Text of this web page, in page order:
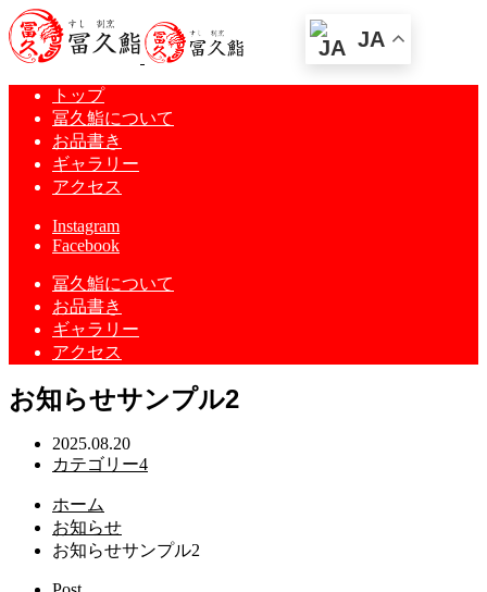
トップ
冨久鮨について
お品書き
ギャラリー
アクセス
Instagram
Facebook
冨久鮨について
お品書き
ギャラリー
アクセス
お知らせサンプル2
2025.08.20
カテゴリー4
ホーム
お知らせ
お知らせサンプル2
JA